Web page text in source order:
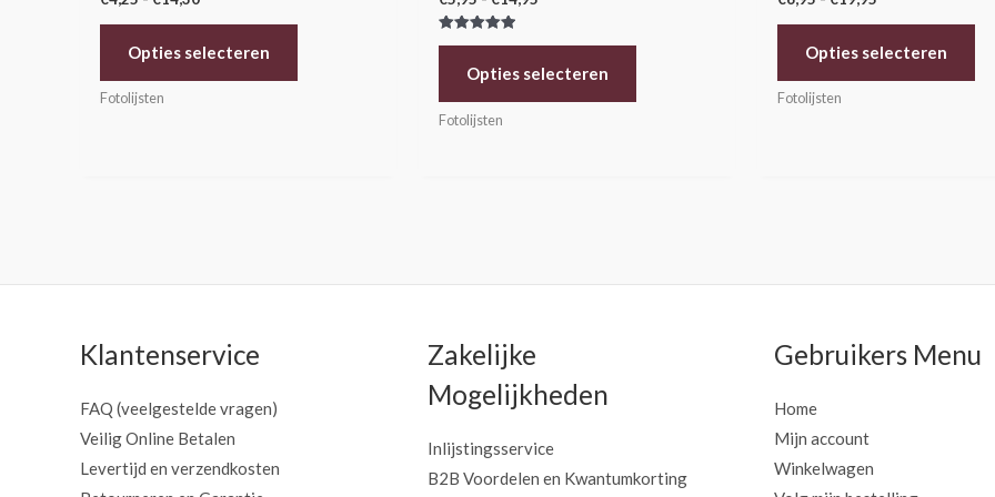
Opties selecteren
Fotolijsten
Gewaardeerd
Opties selecteren
Fotolijsten
Opties selecteren
Fotolijsten
Klantenservice
FAQ (veelgestelde vragen)
Veilig Online Betalen
Levertijd en verzendkosten
Zakelijke
Mogelijkheden
Inlijstingsservice
B2B Voordelen en Kwantumkorting
Gebruikers Menu
Home
Mijn account
Winkelwagen